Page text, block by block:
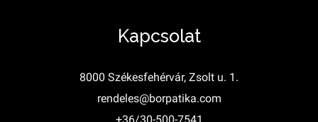
Kapcsolat
8000 Székesfehérvár, Zsolt u. 1.
rendeles@borpatika.com